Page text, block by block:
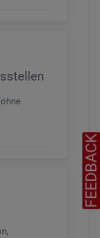
FEEDBACK